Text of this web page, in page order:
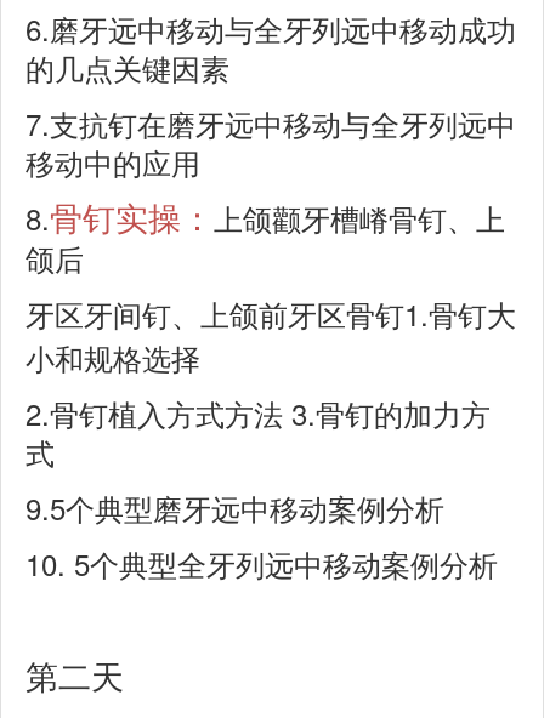
6.磨牙远中移动与全牙列远中移动成功
的几点关键因素
7.支抗钉在磨牙远中移动与全牙列远中
移动中的应用
8.骨钉实操：
上颌颧牙槽嵴骨钉、上
颌后
牙区牙间钉、上颌前牙区骨钉1.骨钉大
小和规格选择
2.骨钉植入方式方法 3.骨钉的加力方
式
9.5个典型磨牙远中移动案例分析
10. 5个典型全牙列远中移动案例分析
第二天